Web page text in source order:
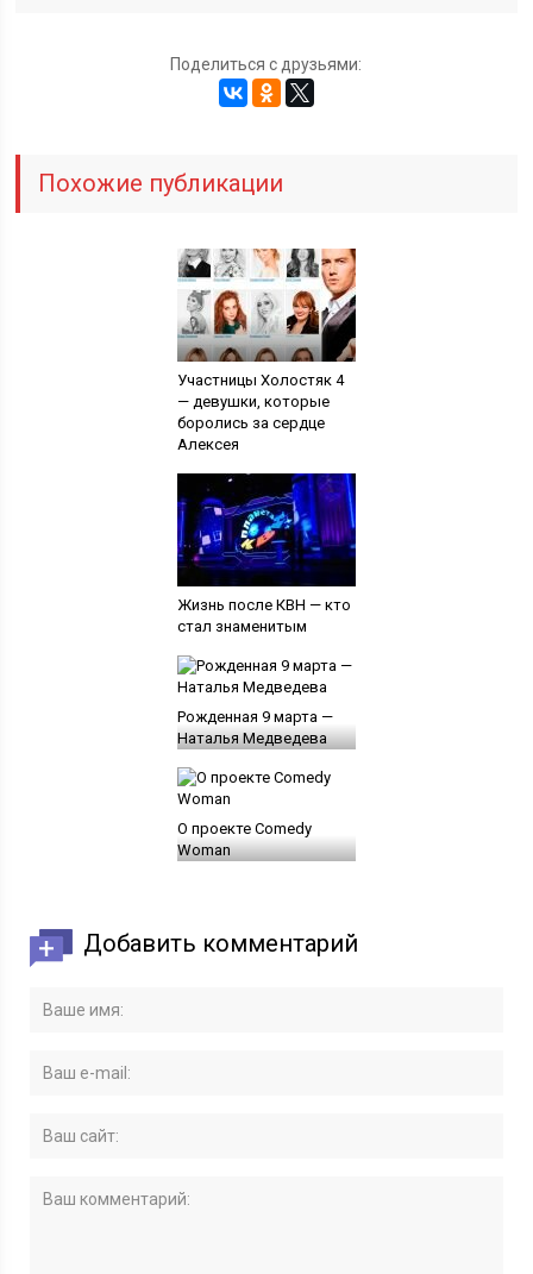
Поделиться с друзьями:
Похожие публикации
Участницы Холостяк 4
— девушки, которые
боролись за сердце
Алексея
Жизнь после КВН — кто
стал знаменитым
Рожденная 9 марта —
Наталья Медведева
О проекте Comedy
Woman
Добавить комментарий